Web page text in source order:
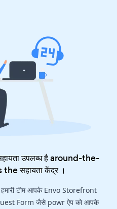
उपलब्ध है around-the-
theसहायता केंद्र।
हमारी टीम आपके Envo Storefront
Form जैसे powr ऐप को आपके